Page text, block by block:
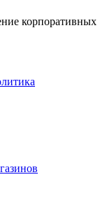
корпоративных